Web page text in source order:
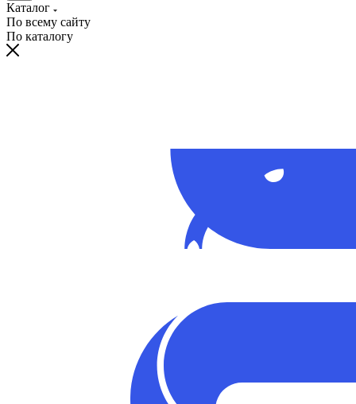
Каталог
По всему сайту
По каталогу